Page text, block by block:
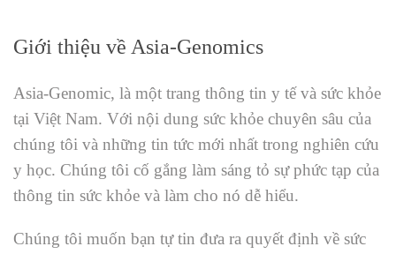
Giới thiệu về Asia-Genomics
Asia-Genomic, là một trang thông tin y tế và sức khỏe
tại Việt Nam. Với nội dung sức khỏe chuyên sâu của
chúng tôi và những tin tức mới nhất trong nghiên cứu
y học. Chúng tôi cố gắng làm sáng tỏ sự phức tạp của
thông tin sức khỏe và làm cho nó dễ hiểu.
Chúng tôi muốn bạn tự tin đưa ra quyết định về sức